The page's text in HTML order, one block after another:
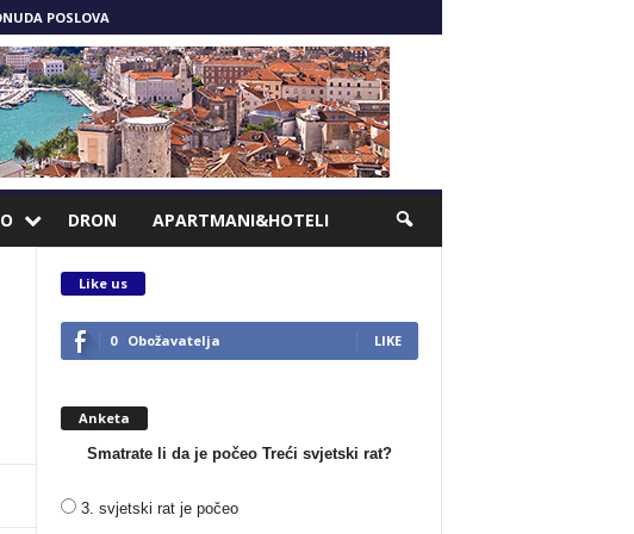
POSLOVA
DRON APARTMANI&HOTELI
Like us
0 Obožavatelja LIKE
Anketa
Smatrate li da je počeo Treći svjetski rat?
3. svjetski rat je počeo